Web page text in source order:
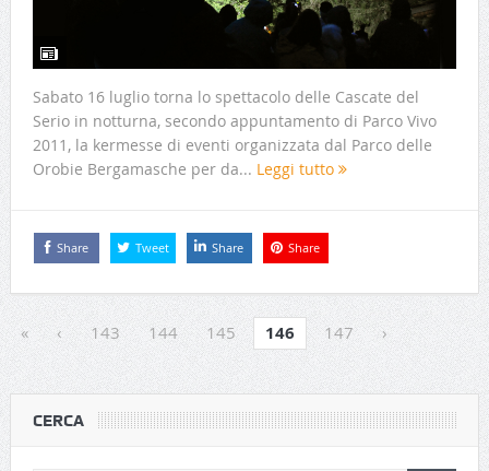
Sabato 16 luglio torna lo spettacolo delle Cascate del
Serio in notturna, secondo appuntamento di Parco Vivo
2011, la kermesse di eventi organizzata dal Parco delle
Orobie Bergamasche per da... Leggi tutto
Share Tweet Share Share
« ‹ 143 144 145 146 147 ›
CERCA